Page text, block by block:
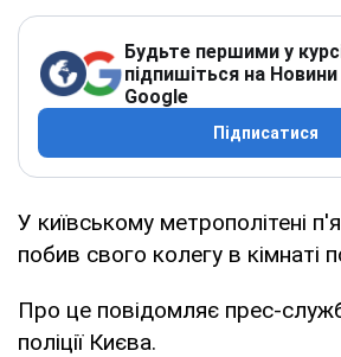
Будьте першими у
підпишіться на
Google
Підписатися
У київському метрополітені
побив свого колегу в кімнаті
Про це повідомляє прес-
поліції Києва.